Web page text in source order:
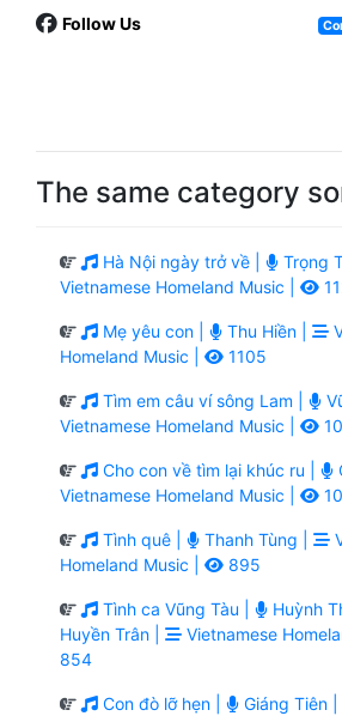
Follow Us
The same category
Hà Nội ngày trở về |
Trọng
Vietnamese Homeland Music |
Mẹ yêu con | Thu Hiền |
Homeland Music |
1105
Tìm em câu ví sông Lam |
Vietnamese Homeland Music |
Cho con về tìm lại khúc ru |
Vietnamese Homeland Music |
Tình quê | Thanh Tùng |
Homeland Music |
895
Tình ca Vũng Tàu |
Huỳnh
Huyền Trân |
Vietnamese
854
Con đò lỡ hẹn | Giáng Tiên |